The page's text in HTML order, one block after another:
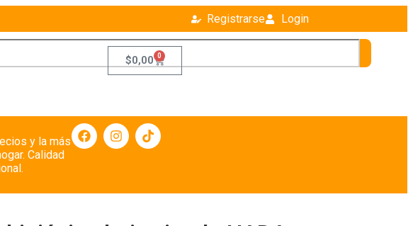
Registrarse Login
$0,00 0
y la más
Calidad